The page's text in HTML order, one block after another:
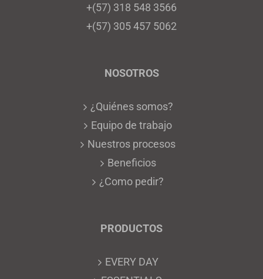
+(57) 318 548 3566
+(57) 305 457 5062
NOSOTROS
¿Quiénes somos?
Equipo de trabajo
Nuestros procesos
Beneficios
¿Como pedir?
PRODUCTOS
EVERY DAY